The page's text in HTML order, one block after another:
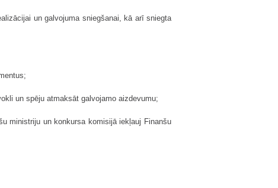
un galvojuma sniegšanai, kā arī sniegta
un spēju atmaksāt galvojamo aizdevumu;
ministriju un konkursa komisijā iekļauj Finanšu